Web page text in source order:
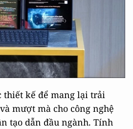
thiết kế để mang lại trải
mượt mà cho công nghệ
tạo dẫn đầu ngành. Tính